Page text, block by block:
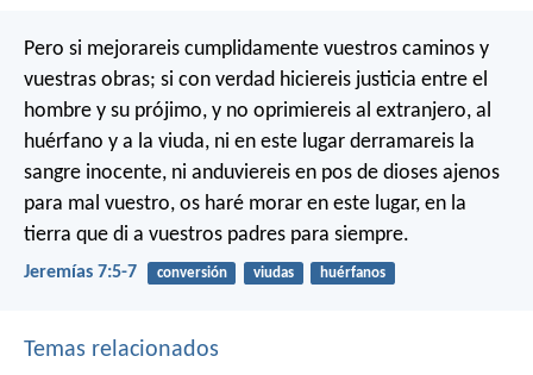
Pero si mejorareis cumplidamente vuestros caminos y
vuestras obras; si con verdad hiciereis justicia entre el
hombre y su prójimo, y no oprimiereis al extranjero, al
huérfano y a la viuda, ni en este lugar derramareis la
sangre inocente, ni anduviereis en pos de dioses ajenos
para mal vuestro, os haré morar en este lugar, en la
tierra que di a vuestros padres para siempre.
Jeremías 7:5-7 conversión viudas huérfanos
Temas relacionados